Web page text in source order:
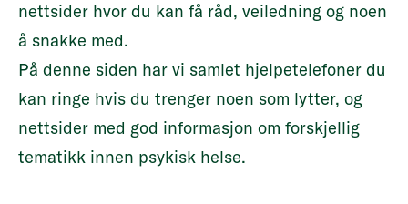
nettsider hvor du kan få råd, veiledning og noen
å snakke med.
På denne siden har vi samlet hjelpetelefoner du
kan ringe hvis du trenger noen som lytter, og
nettsider med god informasjon om forskjellig
tematikk innen psykisk helse.